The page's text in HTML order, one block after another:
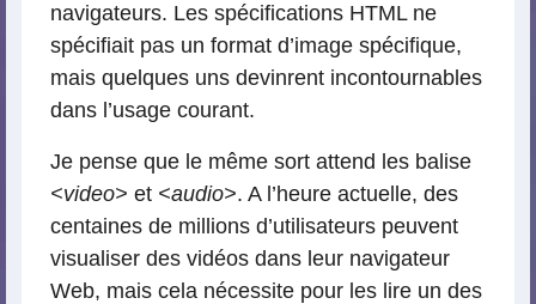
navigateurs. Les spécifications HTML ne
spécifiait pas un format d’image spécifique,
mais quelques uns devinrent incontournables
dans l’usage courant.
Je pense que le même sort attend les balise
<video> et <audio>. A l’heure actuelle, des
centaines de millions d’utilisateurs peuvent
visualiser des vidéos dans leur navigateur
Web, mais cela nécessite pour les lire un des